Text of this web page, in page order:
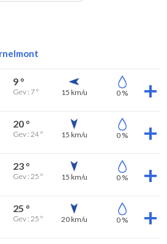
9 °
Gev : 7 ° 15 km/u 0 %
20 °
Gev : 24 ° 15 km/u 0 %
23 °
Gev : 25 ° 15 km/u 0 %
25 °
Gev : 25 ° 20 km/u 0 %